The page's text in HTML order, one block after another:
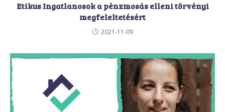
Etikus Ingatlanosok a pénzmosás elleni törvényi
megfeleltetésért
2021-11-09